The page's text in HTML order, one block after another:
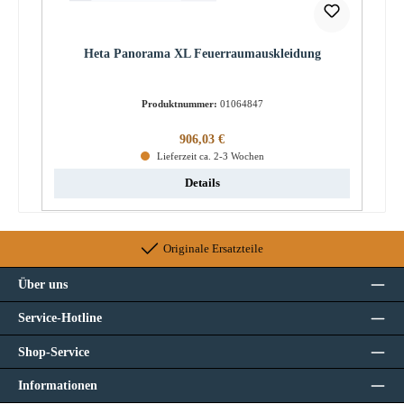
Heta Panorama XL Feuerraumauskleidung
Produktnummer: 01064847
Regulärer Preis:
906,03 €
Lieferzeit ca. 2-3 Wochen
Details
Originale Ersatzteile
Über uns
Service-Hotline
Shop-Service
Informationen